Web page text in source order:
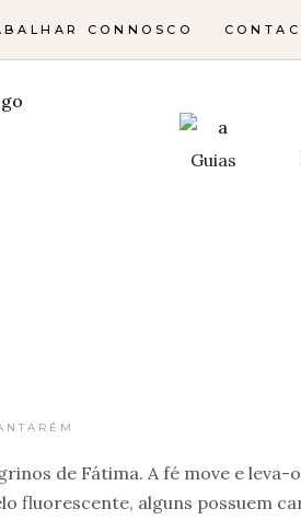
CONNOSCO
Guias
de Fátima. A fé move e
fluorescente, alguns possuem